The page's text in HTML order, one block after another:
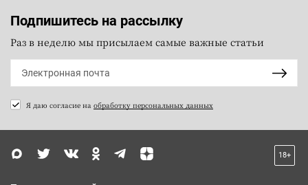
Подпишитесь на рассылку
Раз в неделю мы присылаем самые важные статьи
Я даю согласие на обработку персональных данных
18+